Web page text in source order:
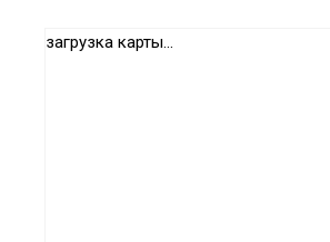
загрузка карты...